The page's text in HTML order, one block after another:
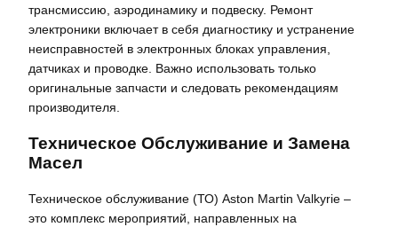
трансмиссию, аэродинамику и подвеску. Ремонт
электроники включает в себя диагностику и устранение
неисправностей в электронных блоках управления,
датчиках и проводке. Важно использовать только
оригинальные запчасти и следовать рекомендациям
производителя.
Техническое Обслуживание и Замена
Масел
Техническое обслуживание (ТО) Aston Martin Valkyrie –
это комплекс мероприятий, направленных на